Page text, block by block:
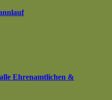
Ehrenamtlichen &